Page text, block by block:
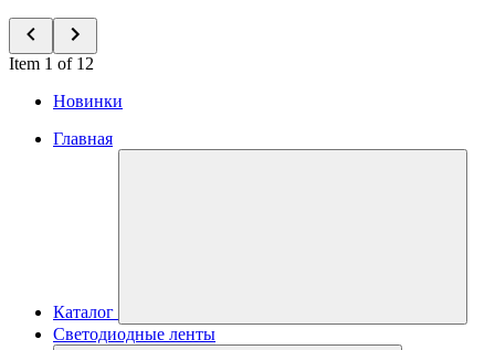
Item 1 of 12
Новинки
Главная
Каталог
Светодиодные ленты